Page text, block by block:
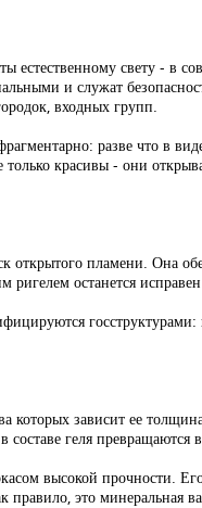
естественному свету - в
и служат
входных групп.
разве что в
красивы - они
открытого пламени. Она
останется
которых зависит ее
составе геля
высокой прочности.
это минеральная